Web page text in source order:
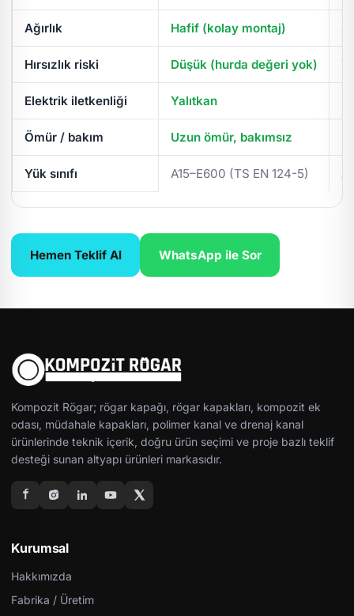
Ağırlık Hafif (kolay montaj)
Hırsızlık riski Düşük (hurda değeri yok)
Elektrik iletkenliği Yalıtkan
Ömür / bakım Uzun ömür, bakımsız
Yük sınıfı A15–E600 (TS EN 124-5)
Hemen Teklif Al WhatsApp ile Sor
Kompozit Rögar; rögar kapağı, rögar kapakları, kompozit ek
odası, müdahale kapakları, polimer kanal ve drenaj kanal
ürünlerinde teknik içerik, doğru ürün seçimi ve proje bazlı teklif
desteği sunan altyapı ürünleri markasıdır.
Kurumsal
Hakkımızda
Fabrika / Üretim